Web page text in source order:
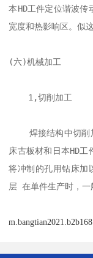
本HD工件定位谐波
宽度和热影响区。似
(六)机械加工
床古板材和日本HD
将冲制的孔用钻床加
层 在单件生产时，一